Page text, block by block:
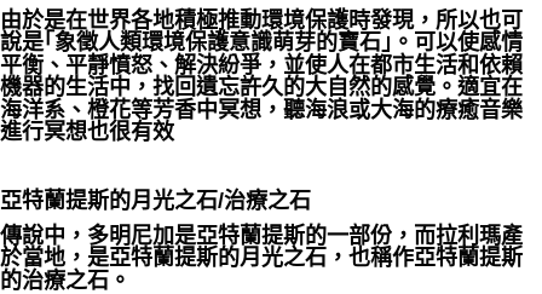
由於是在世界各地積極推動環境保護時發現，所以也可
說是｢象徵人類環境保護意識萌芽的寶石｣。可以使感情
平衡、平靜憤怒、解決紛爭，並使人在都市生活和依賴
機器的生活中，找回遺忘許久的大自然的感覺。適宜在
海洋系、橙花等芳香中冥想，聽海浪或大海的療癒音樂
進行冥想也很有效
亞特蘭提斯的月光之石/治療之石
傳說中，多明尼加是亞特蘭提斯的一部份，而拉利瑪產
於當地，是亞特蘭提斯的月光之石，也稱作亞特蘭提斯
的治療之石。